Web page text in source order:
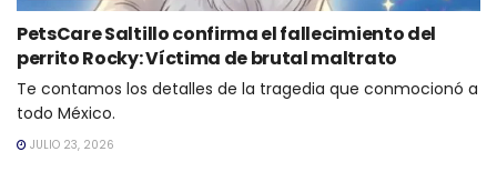
PetsCare Saltillo confirma el fallecimiento del
perrito Rocky: Víctima de brutal maltrato
Te contamos los detalles de la tragedia que conmocionó a
todo México.
JULIO 23, 2026